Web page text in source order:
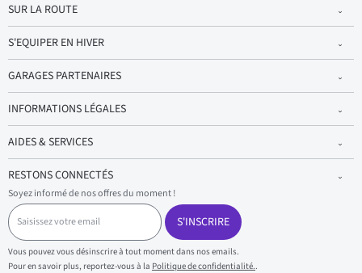
SUR LA ROUTE
S'EQUIPER EN HIVER
GARAGES PARTENAIRES
INFORMATIONS LÉGALES
AIDES & SERVICES
RESTONS CONNECTÉS
Soyez informé de nos offres du moment !
S
a
i
s
i
S'INSCRIRE
Vous pouvez vous désinscrire à tout moment dans nos emails.
Pour en savoir plus, reportez-vous à la Politique de confidentialité..